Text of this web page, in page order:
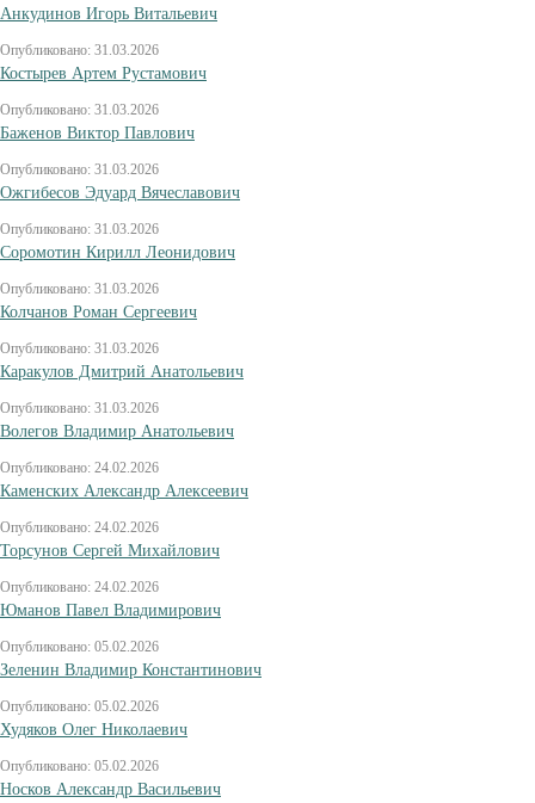
Анкудинов Игорь Витальевич
Опубликовано: 31.03.2026
Костырев Артем Рустамович
Опубликовано: 31.03.2026
Баженов Виктор Павлович
Опубликовано: 31.03.2026
Ожгибесов Эдуард Вячеславович
Опубликовано: 31.03.2026
Соромотин Кирилл Леонидович
Опубликовано: 31.03.2026
Колчанов Роман Сергеевич
Опубликовано: 31.03.2026
Каракулов Дмитрий Анатольевич
Опубликовано: 31.03.2026
Волегов Владимир Анатольевич
Опубликовано: 24.02.2026
Каменских Александр Алексеевич
Опубликовано: 24.02.2026
Торсунов Сергей Михайлович
Опубликовано: 24.02.2026
Юманов Павел Владимирович
Опубликовано: 05.02.2026
Зеленин Владимир Константинович
Опубликовано: 05.02.2026
Худяков Олег Николаевич
Опубликовано: 05.02.2026
Носков Александр Васильевич